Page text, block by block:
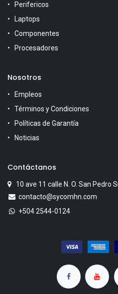
Perifericos
Laptops
Componentes
Procesadores
Nosotros
Empleos
Términos y Condiciones
Políticas de Garantía
Noticias
Contáctanos
10 ave 11 calle N. O. San Pedro
contacto@sycomhn.com
+504 2544-0124